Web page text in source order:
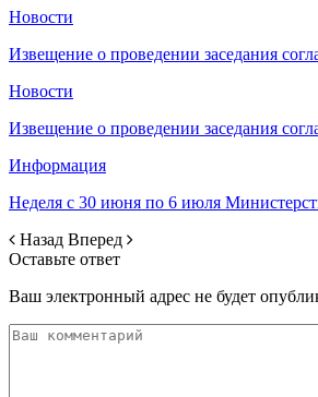
Новости
Извещение о проведении заседания
Новости
Извещение о проведении заседания
Информация
Неделя с 30 июня по 6 июля
Назад Вперед
Оставьте ответ
Ваш электронный адрес не будет